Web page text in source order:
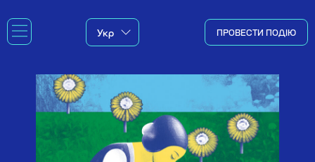
ПРОВЕСТИ ПОДІЮ